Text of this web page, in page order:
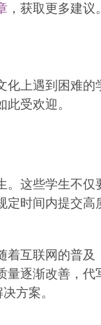
，获取更多建议。
上遇到困难的
受欢迎。
这些学生不仅
时间内提交高
互联网的普及
逐渐改善，代
方案。